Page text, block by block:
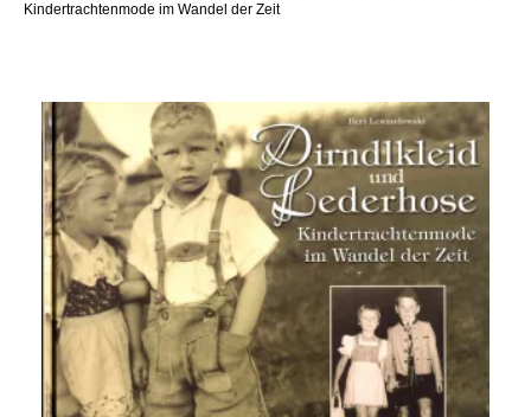
Kindertrachtenmode im Wandel der Zeit